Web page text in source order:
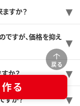
戻る
る
すか？
ですが、価格を抑え
か？
すか？